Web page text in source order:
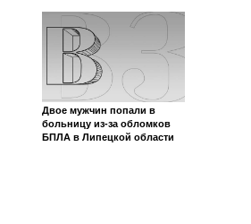
Двое мужчин попали в
больницу из-за обломков
БПЛА в Липецкой области